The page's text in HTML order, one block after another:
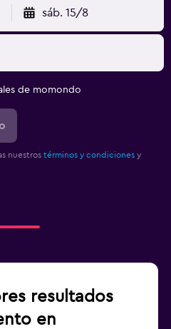
sáb. 15/8
de momondo
nuestros términos y condiciones y
resultados
en